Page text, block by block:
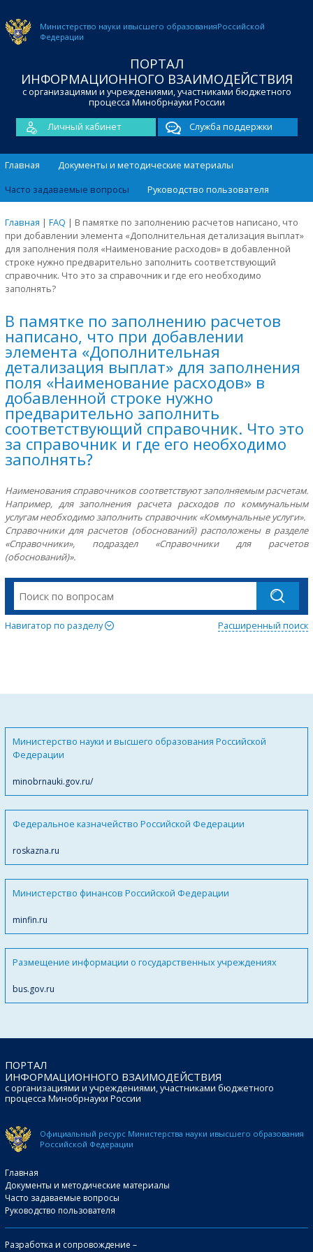
Министерство науки ивысшего образованияРоссийской
Федерации
ПОРТАЛ
ИНФОРМАЦИОННОГО ВЗАИМОДЕЙСТВИЯ
с организациями и учреждениями, участниками бюджетного
процесса Минобрнауки России
Личный кабинет
Служба поддержки
Главная
Документы и методические материалы
Часто задаваемые вопросы
Руководство пользователя
Главная | FAQ | В памятке по заполнению расчетов написано, что
при добавлении элемента «Дополнительная детализация выплат»
для заполнения поля «Наименование расходов» в добавленной
строке нужно предварительно заполнить соответствующий
справочник. Что это за справочник и где его необходимо
заполнять?
В памятке по заполнению расчетов
написано, что при добавлении
элемента «Дополнительная
детализация выплат» для заполнения
поля «Наименование расходов» в
добавленной строке нужно
предварительно заполнить
соответствующий справочник. Что это
за справочник и где его необходимо
заполнять?
Наименования справочников соответствуют заполняемым расчетам.
Например, для заполнения расчета расходов по коммунальным
услугам необходимо заполнить справочник «Коммунальные услуги».
Справочники для расчетов (обоснований) расположены в разделе
«Справочники», подраздел «Справочники для расчетов
(обоснований)».
Навигатор по разделу Расширенный поиск
Министерство науки и высшего образования Российской
Федерации
minobrnauki.gov.ru/
Федеральное казначейство Российской Федерации
roskazna.ru
Министерство финансов Российской Федерации
minfin.ru
Размещение информации о государственных учреждениях
bus.gov.ru
ПОРТАЛ
ИНФОРМАЦИОННОГО ВЗАИМОДЕЙСТВИЯ
с организациями и учреждениями, участниками бюджетного
процесса Минобрнауки России
Официальный ресурс Министерства науки ивысшего образования
Российской Федерации
Главная
Документы и методические материалы
Часто задаваемые вопросы
Руководство пользователя
Разработка и сопровождение –